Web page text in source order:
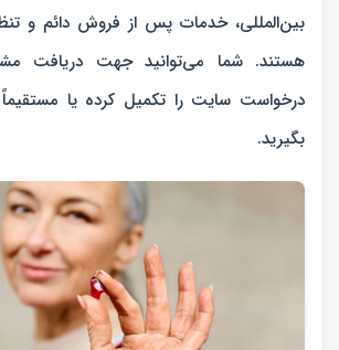
بین‌المللی، خدمات پس از فروش دائم و
هستند. شما می‌توانید جهت دریافت
درخواست سایت را تکمیل کرده یا
بگیرید.